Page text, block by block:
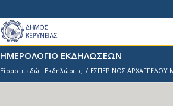
ΗΜΕΡΟΛΟΓΙΟ ΕΚΔΗΛΩΣΕΩΝ
Είσαστε εδώ: Εκδηλώσεις / ΕΣΠΕΡΙΝΟΣ ΑΡΧΑΓΓΕΛΟΥ